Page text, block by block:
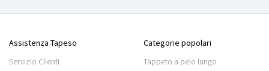
Assistenza Tapeso
Servizio Clienti
Categorie popolari
Tappeto a pelo lungo